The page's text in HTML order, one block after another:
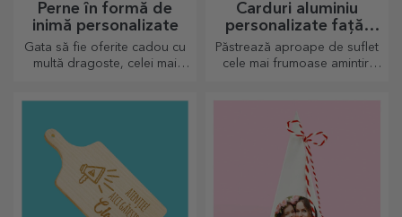
Perne în formă de
inimă personalizate
Gata să fie oferite cadou cu
multă dragoste, celei mai
Carduri aluminiu
personalizate față-
verso
Păstrează aproape de suflet
cele mai frumoase amintiri